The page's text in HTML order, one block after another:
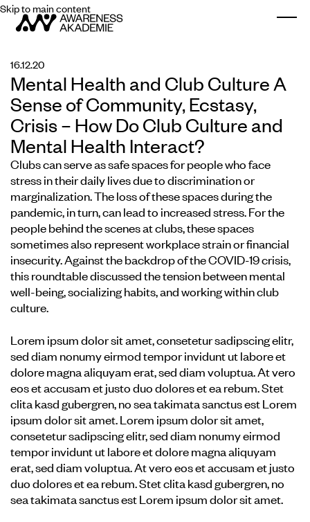
Skip to main content
16.12.20
Mental Health and Club Culture A
Sense of Community, Ecstasy,
Crisis – How Do Club Culture and
Mental Health Interact?
Clubs can serve as safe spaces for people who face
stress in their daily lives due to discrimination or
marginalization. The loss of these spaces during the
pandemic, in turn, can lead to increased stress. For the
people behind the scenes at clubs, these spaces
sometimes also represent workplace strain or financial
insecurity. Against the backdrop of the COVID-19 crisis,
this roundtable discussed the tension between mental
well-being, socializing habits, and working within club
culture.
Lorem ipsum dolor sit amet, consetetur sadipscing elitr,
sed diam nonumy eirmod tempor invidunt ut labore et
dolore magna aliquyam erat, sed diam voluptua. At vero
eos et accusam et justo duo dolores et ea rebum. Stet
clita kasd gubergren, no sea takimata sanctus est Lorem
ipsum dolor sit amet. Lorem ipsum dolor sit amet,
consetetur sadipscing elitr, sed diam nonumy eirmod
tempor invidunt ut labore et dolore magna aliquyam
erat, sed diam voluptua. At vero eos et accusam et justo
duo dolores et ea rebum. Stet clita kasd gubergren, no
sea takimata sanctus est Lorem ipsum dolor sit amet.